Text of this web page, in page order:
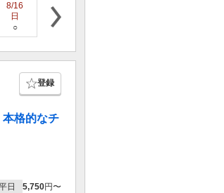
8/16
日
○
8/17
月
登録
格的なチ
日 5,750円〜